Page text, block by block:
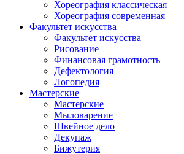
Хореография классическая
Хореография современная
Факультет искусства
Факультет искусства
Рисование
Финансовая грамотность
Дефектология
Логопедия
Мастерские
Мастерские
Мыловарение
Швейное дело
Декупаж
Бижутерия